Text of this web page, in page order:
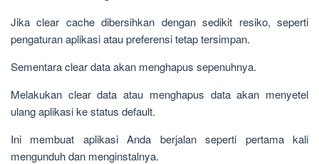
Jika clear cache dibersihkan dengan sedikit resiko, seperti
pengaturan aplikasi atau preferensi tetap tersimpan.
Sementara clear data akan menghapus sepenuhnya.
Melakukan clear data atau menghapus data akan menyetel
ulang aplikasi ke status default.
Ini membuat aplikasi Anda berjalan seperti pertama kali
mengunduh dan menginstalnya.